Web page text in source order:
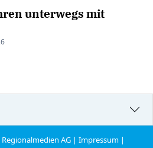
unterwegs mit
Regionalmedien AG |Impressum |